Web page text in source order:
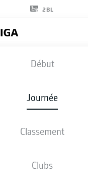
2BL
Début
Journée
Classement
Clubs
SCF - SVW
1 0
STATISTIQUES